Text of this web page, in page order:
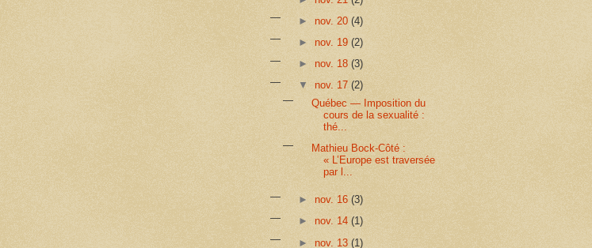
► nov. 20 (4)
► nov. 19 (2)
► nov. 18 (3)
▼ nov. 17 (2)
Québec — Imposition du
cours de la sexualité :
thé...
Mathieu Bock-Côté :
« L’Europe est traversée
par l...
► nov. 16 (3)
► nov. 14 (1)
► nov. 13 (1)